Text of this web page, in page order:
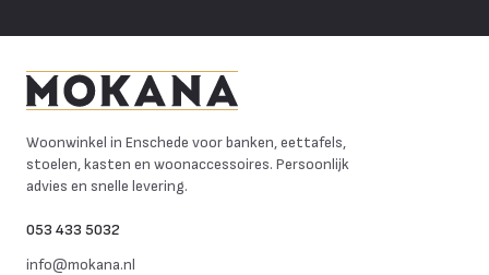
Woonwinkel in Enschede voor banken, eettafels,
stoelen, kasten en woonaccessoires. Persoonlijk
advies en snelle levering.
053 433 5032
info@mokana.nl